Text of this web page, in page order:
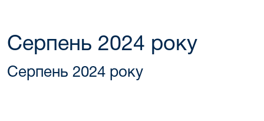
Серпень 2024 року
Серпень 2024 року